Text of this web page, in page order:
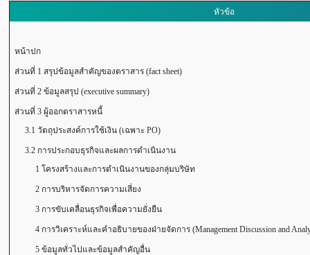
หัวข้อ
หน้าปก
ส่วนที่ 1 สรุปข้อมูลสำคัญของตราสาร (fact sheet)
ส่วนที่ 2 ข้อมูลสรุป (executive summary)
ส่วนที่ 3 ผู้ออกตราสารหนี้
3.1 วัตถุประสงค์การใช้เงิน (เฉพาะ PO)
3.2 การประกอบธุรกิจและผลการดำเนินงาน
1 โครงสร้างและการดำเนินงานของกลุ่มบริษัท
2 การบริหารจัดการความเสี่ยง
3 การขับเคลื่อนธุรกิจเพื่อความยั่งยืน
4 การวิเคราะห์และคำอธิบายของฝ่ายจัดการ (Management Discussion and
5 ข้อมูลทั่วไปและข้อมูลสำคัญอื่น